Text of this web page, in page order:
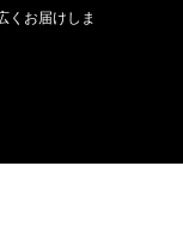
くお届けしま